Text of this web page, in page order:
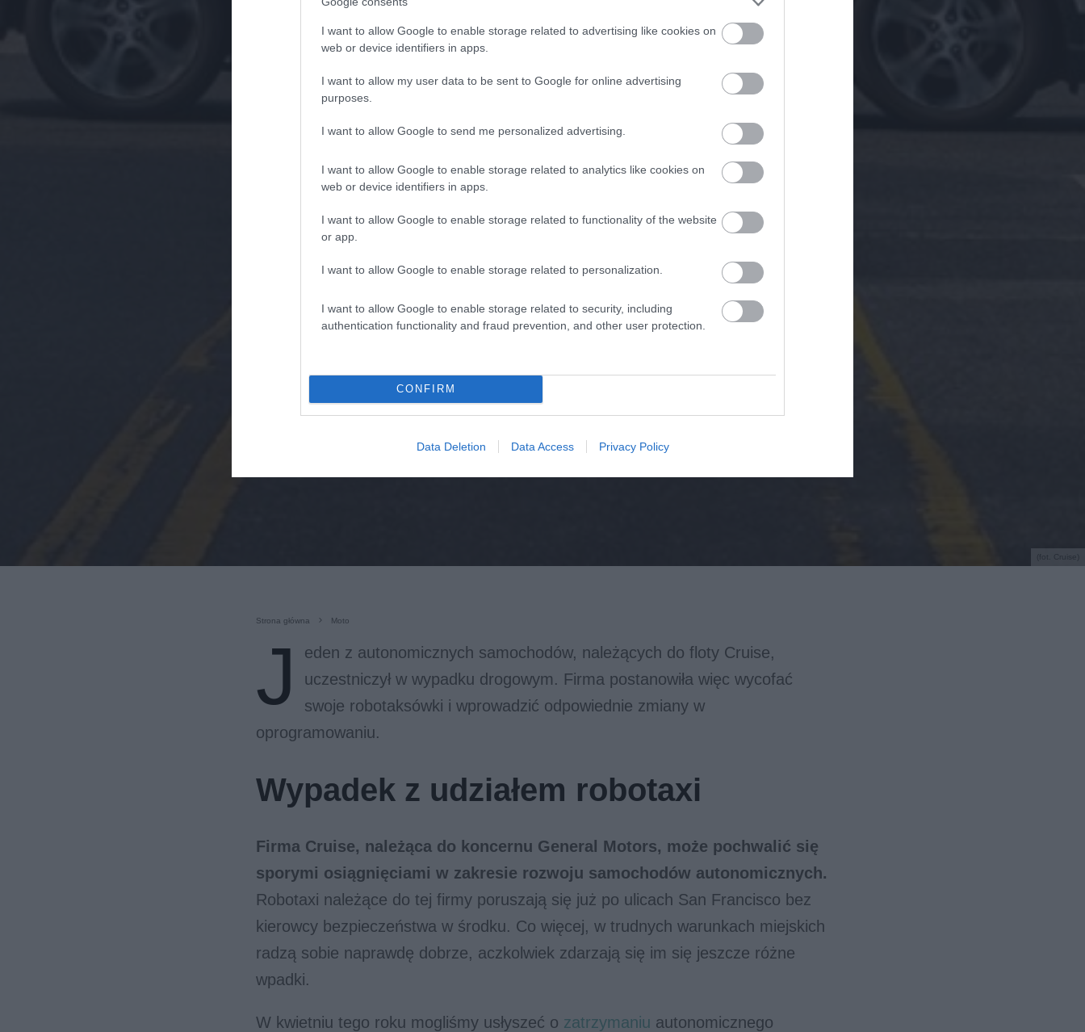
I want to allow Google to enable storage related to advertising like cookies on
web or device identifiers in apps.
I want to allow my user data to be sent to Google for online advertising
purposes.
I want to allow Google to send me personalized advertising.
I want to allow Google to enable storage related to analytics like cookies on
web or device identifiers in apps.
I want to allow Google to enable storage related to functionality of the website
or app.
I want to allow Google to enable storage related to personalization.
I want to allow Google to enable storage related to security, including
authentication functionality and fraud prevention, and other user protection.
CONFIRM
Data Deletion Data Access Privacy Policy
Strona główna Moto
J
eden z autonomicznych samochodów, należących do floty Cruise,
uczestniczył w wypadku drogowym. Firma postanowiła więc wycofać
swoje robotaksówki i wprowadzić odpowiednie zmiany w
oprogramowaniu.
Wypadek z udziałem robotaxi
Firma Cruise, należąca do koncernu General Motors, może pochwalić się
sporymi osiągnięciami w zakresie rozwoju samochodów autonomicznych.
Robotaxi należące do tej firmy poruszają się już po ulicach San Francisco bez
kierowcy bezpieczeństwa w środku. Co więcej, w trudnych warunkach miejskich
radzą sobie naprawdę dobrze, aczkolwiek zdarzają się im się jeszcze różne
wpadki.
W kwietniu tego roku mogliśmy usłyszeć o zatrzymaniu autonomicznego